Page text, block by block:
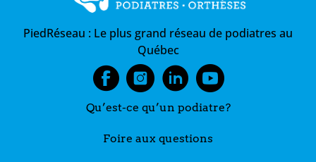
PiedRéseau : Le plus grand réseau de podiatres au
Québec
Qu’est-ce qu’un podiatre?
Foire aux questions